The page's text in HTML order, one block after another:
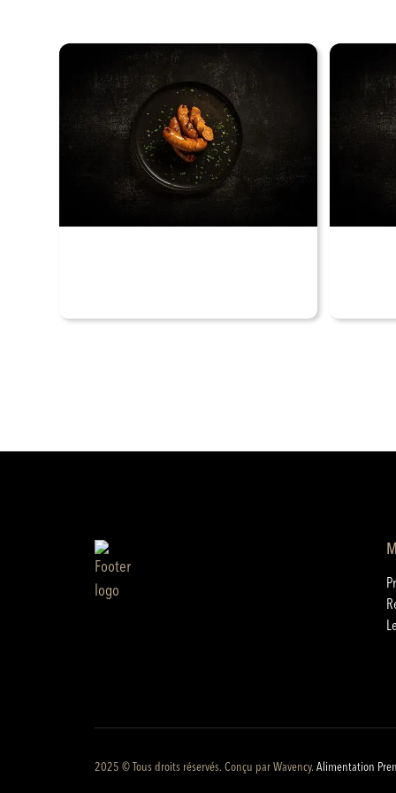
2025 © Tous droits réservés. Conçu parWavency.Alimentation